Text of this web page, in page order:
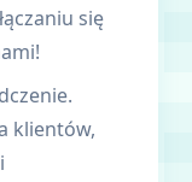
się
klientów,